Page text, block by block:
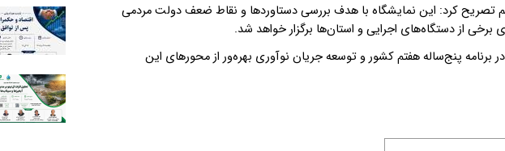
تصریح کرد: این نمایشگاه با هدف بررسی دستاوردها و نقاط ضعف دولت مردمی
از دستگاه‌های اجرایی و استان‌ها برگزار خواهد شد.
برنامه پنج‌ساله هفتم کشور و توسعه جریان نوآوری بهره‌ور از محورهای این